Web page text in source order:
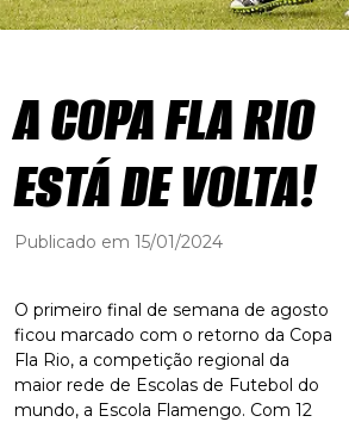
A COPA FLA RIO
ESTÁ DE VOLTA!
Publicado em 15/01/2024
O primeiro final de semana de agosto
ficou marcado com o retorno da Copa
Fla Rio, a competição regional da
maior rede de Escolas de Futebol do
mundo, a Escola Flamengo. Com 12